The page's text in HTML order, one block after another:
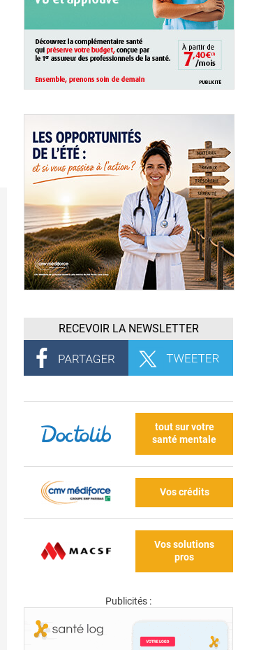
RECEVOIR LA NEWSLETTER
tout sur votre
santé mentale
Vos crédits
Vos solutions
pros
Publicités :